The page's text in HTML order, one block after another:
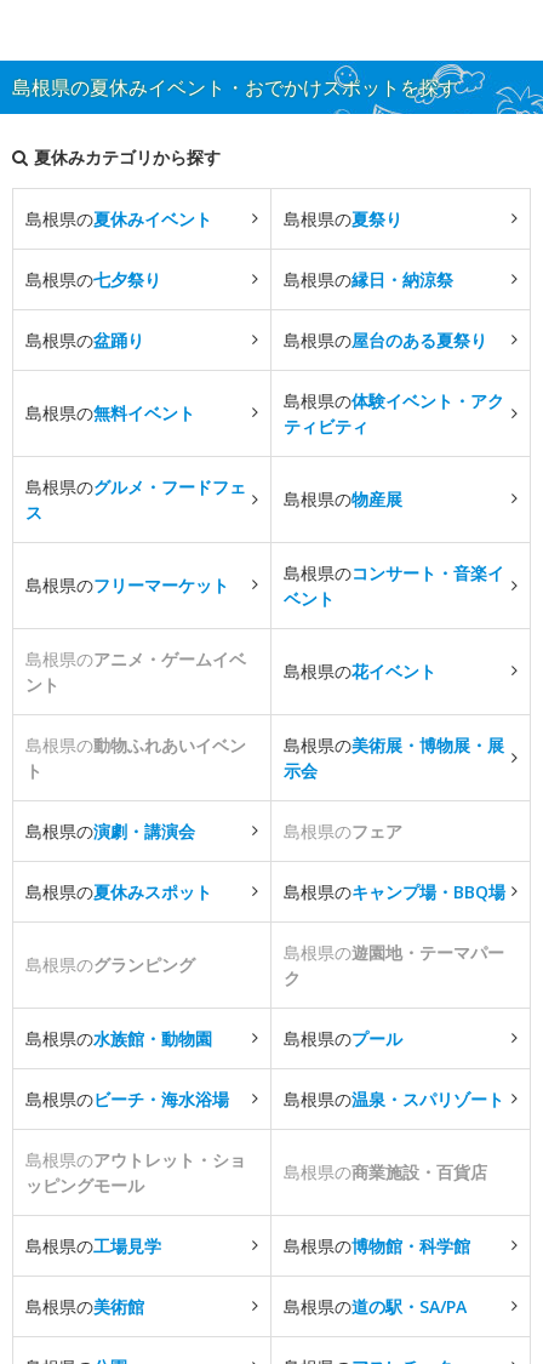
島根県の夏休みイベント・おでかけスポットを探す
夏休みカテゴリから探す
島根県の夏休みイベント 島根県の夏祭り
島根県の七夕祭り 島根県の縁日・納涼祭
島根県の盆踊り 島根県の屋台のある夏祭り
島根県の無料イベント
島根県の体験イベント・アク
ティビティ
島根県のグルメ・フードフェ
ス
島根県の物産展
島根県のフリーマーケット
島根県のコンサート・音楽イ
ベント
島根県のアニメ・ゲームイベ
ント
島根県の花イベント
島根県の動物ふれあいイベン
ト
島根県の美術展・博物展・展
示会
島根県の演劇・講演会 島根県のフェア
島根県の夏休みスポット 島根県のキャンプ場・BBQ場
島根県のグランピング
島根県の遊園地・テーマパー
ク
島根県の水族館・動物園 島根県のプール
島根県のビーチ・海水浴場 島根県の温泉・スパリゾート
島根県のアウトレット・ショ
ッピングモール
島根県の商業施設・百貨店
島根県の工場見学 島根県の博物館・科学館
島根県の美術館 島根県の道の駅・SA/PA